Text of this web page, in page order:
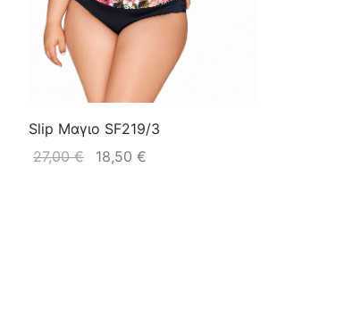
Slip Μαγιο SF219/3
27,00€ 18,50 €